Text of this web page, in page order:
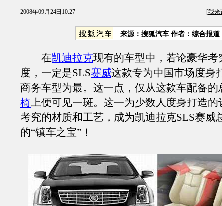
2008年09月24日10:27 [我来
来源：搜狐汽车 作者：综合报道
在凯迪拉克现有的车型中，若论豪华考
度，一定是SLS赛威这款专为中国市场度身
商务车型为最。这一点，仅从这款车配备的
椅上便可见一斑。这一为少数人度身打造的
考究的材质和工艺，成为凯迪拉克SLS赛威
的“镇车之宝”！